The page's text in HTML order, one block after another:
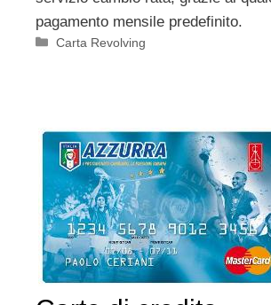
pagamento mensile predefinito.
Categorie
Carta Revolving